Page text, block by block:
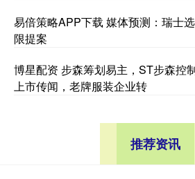
易倍策略APP下载 媒体预测：瑞士
限提案
博星配资 步森筹划易主，ST步森控
上市传闻，老牌服装企业转
推荐资讯